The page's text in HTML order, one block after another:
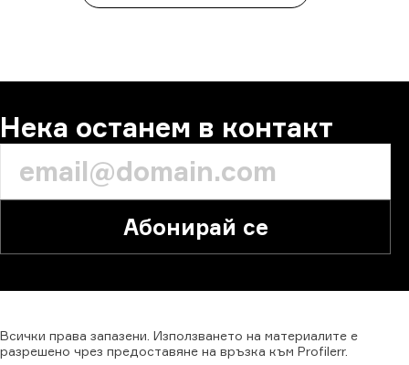
Нека останем в контакт
Абонирай се
Всички права запазени. Използването на материалите е
разрешено чрез предоставяне на връзка към Profilerr.